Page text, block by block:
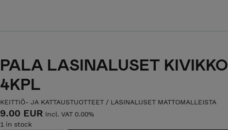
PALA LASINALUSET KIVIKKO
4KPL
KEITTIÖ- JA KATTAUSTUOTTEET / LASINALUSET MATTOMALLEISTA
9.00 EUR Incl. VAT 0.00%
1 in stock